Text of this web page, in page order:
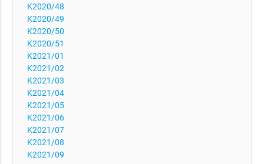
K2020/48
K2020/49
K2020/50
K2020/51
K2021/01
K2021/02
K2021/03
K2021/04
K2021/05
K2021/06
K2021/07
K2021/08
K2021/09